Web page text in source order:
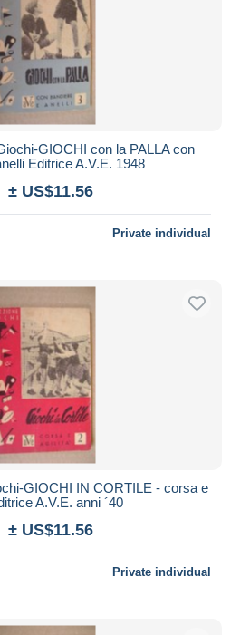
GIOCHI con la PALLA con
Editrice A.V.E. 1948
± US$11.56
Private individual
GIOCHI IN CORTILE - corsa e
A.V.E. anni ´40
± US$11.56
Private individual